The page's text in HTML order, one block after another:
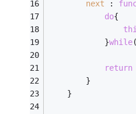
next :
do{
			}
while
return
		}
	}